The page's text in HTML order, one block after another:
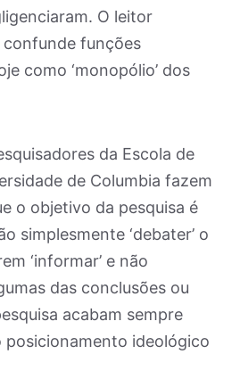
O leitor
confunde funções
como ‘monopólio’ dos
da Escola de
de Columbia fazem
o objetivo da pesquisa é
simplesmente ‘debater’ o
‘informar’ e não
das conclusões ou
acabam sempre
ideológico